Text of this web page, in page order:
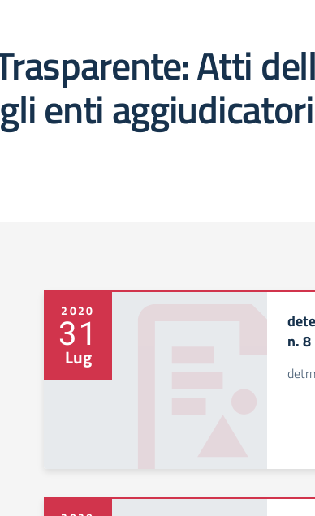
Atti
enti
2020
31
Lug
n.